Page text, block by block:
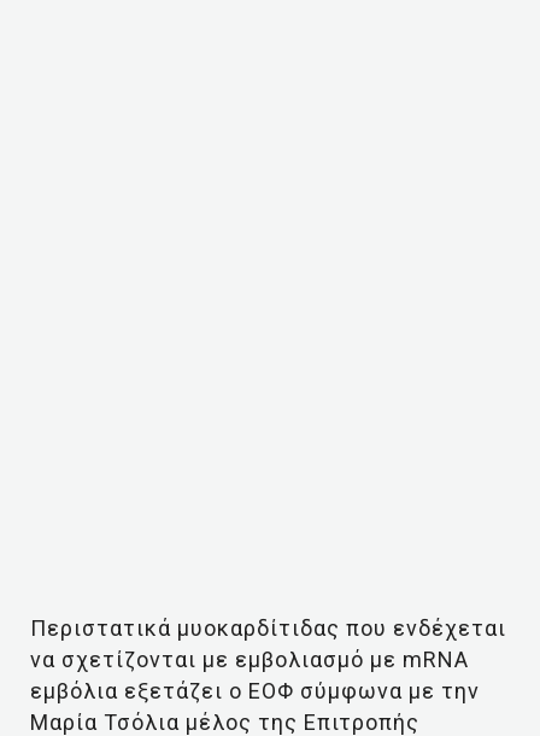
Περιστατικά μυοκαρδίτιδας που ενδέχεται
να σχετίζονται με εμβολιασμό με mRNA
εμβόλια εξετάζει ο ΕΟΦ σύμφωνα με την
Μαρία Τσόλια μέλος της Επιτροπής